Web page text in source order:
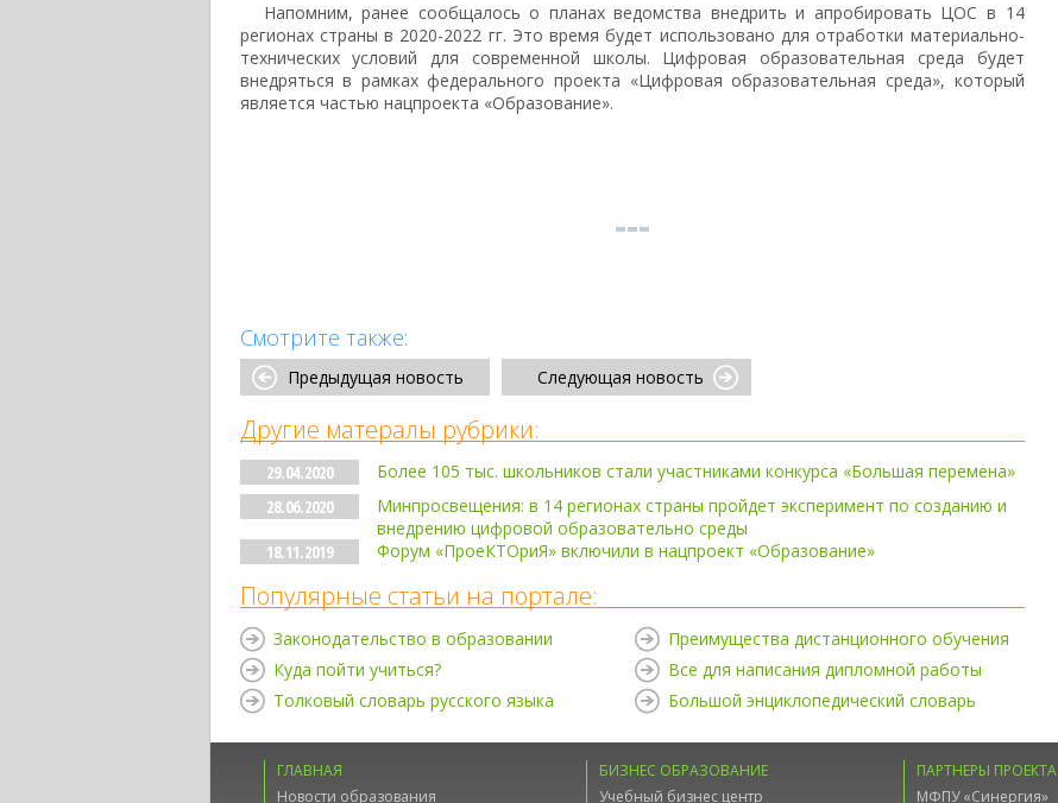
Напомним, ранее сообщалось о планах ведомства внедрить и апробировать ЦОС в 14
регионах страны в 2020-2022 гг. Это время будет использовано для отработки материально-
технических условий для современной школы. Цифровая образовательная среда будет
внедряться в рамках федерального проекта «Цифровая образовательная среда», который
является частью нацпроекта «Образование».
Смотрите также:
Предыдущая новость Следующая новость
Другие матералы рубрики:
29.04.2020
Более 105 тыс. школьников стали участниками конкурса «Большая перемена»
28.06.2020
Минпросвещения: в 14 регионах страны пройдет эксперимент по созданию и
внедрению цифровой образовательно среды
18.11.2019
Форум «ПроеКТОриЯ» включили в нацпроект «Образование»
Популярные статьи на портале:
Законодательство в образовании
Куда пойти учиться?
Толковый словарь русского языка
Преимущества дистанционного обучения
Все для написания дипломной работы
Большой энциклопедический словарь
ГЛАВНАЯ
Новости образования
БИЗНЕС ОБРАЗОВАНИЕ
Учебный бизнес центр
ПАРТНЕРЫ ПРОЕКТА
МФПУ «Синергия»